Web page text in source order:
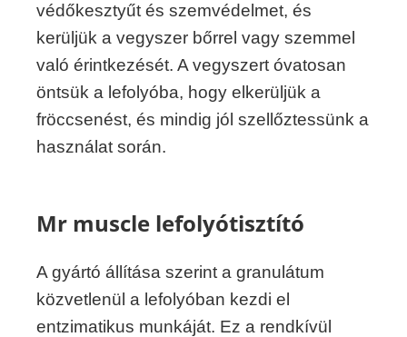
védőkesztyűt és szemvédelmet, és
kerüljük a vegyszer bőrrel vagy szemmel
való érintkezését. A vegyszert óvatosan
öntsük a lefolyóba, hogy elkerüljük a
fröccsenést, és mindig jól szellőztessünk a
használat során.
Mr muscle lefolyótisztító
A gyártó állítása szerint a granulátum
közvetlenül a lefolyóban kezdi el
entzimatikus munkáját. Ez a rendkívül